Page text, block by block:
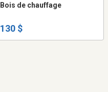
Bois de chauffage
130 $